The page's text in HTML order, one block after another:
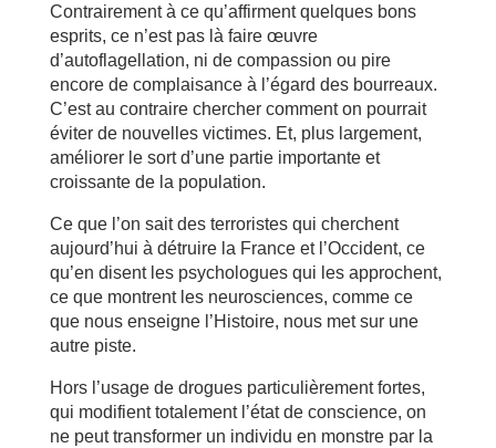
Contrairement à ce qu’affirment quelques bons
esprits, ce n’est pas là faire œuvre
d’autoflagellation, ni de compassion ou pire
encore de complaisance à l’égard des bourreaux.
C’est au contraire chercher comment on pourrait
éviter de nouvelles victimes. Et, plus largement,
améliorer le sort d’une partie importante et
croissante de la population.
Ce que l’on sait des terroristes qui cherchent
aujourd’hui à détruire la France et l’Occident, ce
qu’en disent les psychologues qui les approchent,
ce que montrent les neurosciences, comme ce
que nous enseigne l’Histoire, nous met sur une
autre piste.
Hors l’usage de drogues particulièrement fortes,
qui modifient totalement l’état de conscience, on
ne peut transformer un individu en monstre par la